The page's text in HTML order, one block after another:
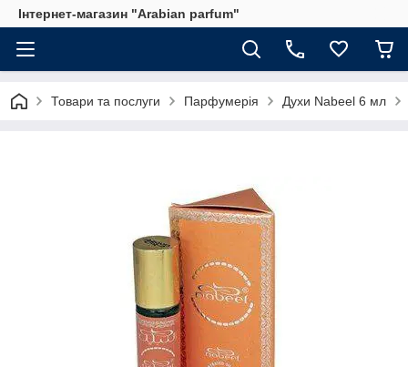
Інтернет-магазин "Arabian parfum"
Товари та послуги Парфумерія Духи Nabeel 6 мл